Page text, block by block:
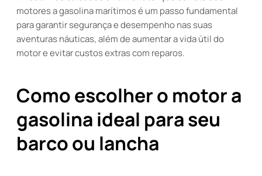
motores a gasolina marítimos é um passo fundamental
para garantir segurança e desempenho nas suas
aventuras náuticas, além de aumentar a vida útil do
motor e evitar custos extras com reparos.
Como escolher o motor a
gasolina ideal para seu
barco ou lancha